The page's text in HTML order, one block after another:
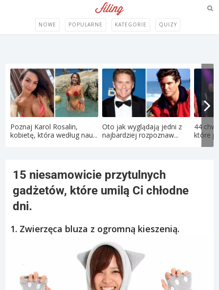
NOWE POPULARNE KATEGORIE QUIZY
Poznaj Karol Rosalin,
kobietę, która według nau...
Oto jak wyglądają jedni z
najbardziej rozpoznaw...
44
które
15 niesamowicie przytulnych
gadżetów, które umilą Ci chłodne
dni.
1. Zwierzęca bluza z ogromną kieszenią.